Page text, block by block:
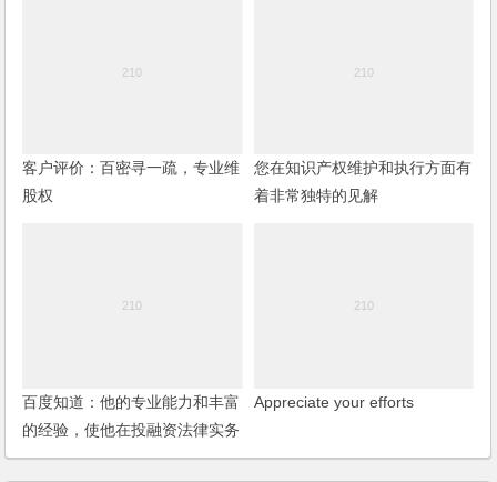
客户评价：百密寻一疏，专业维
股权
您在知识产权维护和执行方面有
着非常独特的见解
百度知道：他的专业能力和丰富
的经验，使他在投融资法律实务
领域独树一帜
Appreciate your efforts